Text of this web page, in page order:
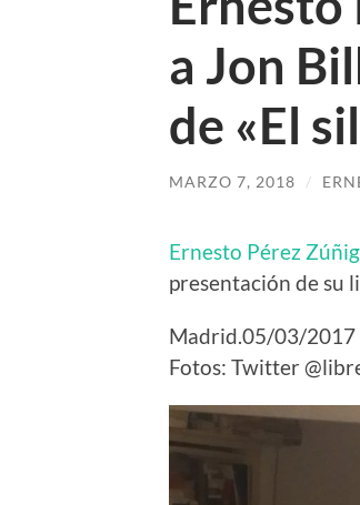
a Jon
de «El
MARZO 7, 2018 /
Ernesto Pérez
presentación de su
Madrid.05/03/2017
Fotos: Twitter